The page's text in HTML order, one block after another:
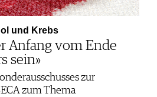
und Krebs
Anfang vom Ende
sein»
zur
zum Thema